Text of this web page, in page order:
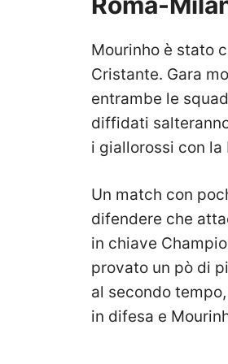
Mourinho è stato
Cristante. Gara
entrambe le
diffidati
i giallorossi con la
Un match con
difendere che
in chiave
provato un pò di
al secondo
in difesa e